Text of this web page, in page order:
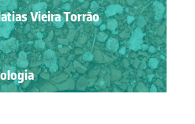
Vieira Torrão